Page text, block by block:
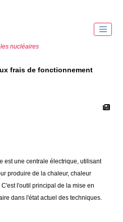
nucléaires
frais de fonctionnement
est une centrale électrique, utilisant
produire de la chaleur, chaleur
l'outil principal de la mise en
dans l'état actuel des techniques.